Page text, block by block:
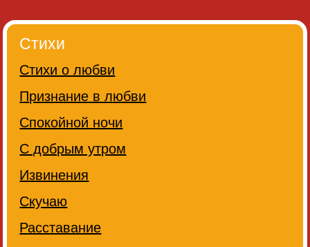
Стихи
Стихи о любви
Признание в любви
Спокойной ночи
С добрым утром
Извинения
Скучаю
Расставание